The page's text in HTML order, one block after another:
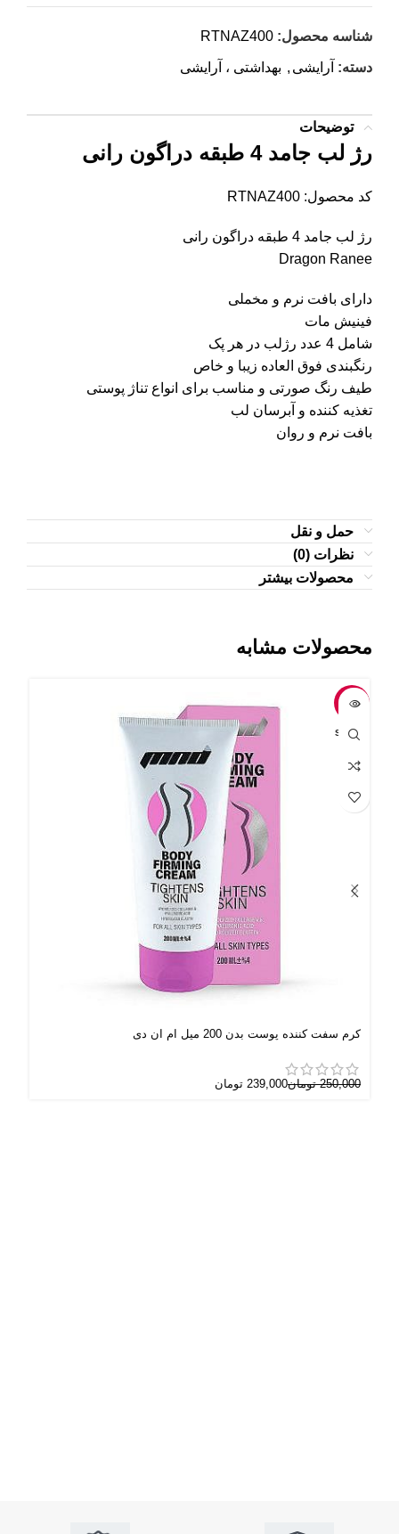
شناسه محصول: RTNAZ400
دسته: آرایشی , بهداشتی ، آرایشی
توضیحات
رژ لب جامد 4 طبقه دراگون رانی
کد محصول: RTNAZ400
رژ لب جامد 4 طبقه دراگون رانی
Dragon Ranee
دارای بافت نرم و مخملی
فینیش مات
شامل 4 عدد رژلب در هر پک
رنگبندی فوق العاده زیبا و خاص
طیف رنگ صورتی و مناسب برای انواع تناژ پوستی
تغذیه کننده و آبرسان لب
بافت نرم و روان
حمل و نقل
نظرات (0)
محصولات بیشتر
محصولات مشابه
-4%
SOLD
کرم سفت کننده پوست بدن 200 میل ام ان دی
250,000 تومان239,000 تومان